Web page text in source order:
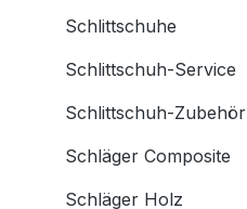
Schlittschuhe
Schlittschuh-Service
Schlittschuh-Zubehör
Schläger Composite
Schläger Holz